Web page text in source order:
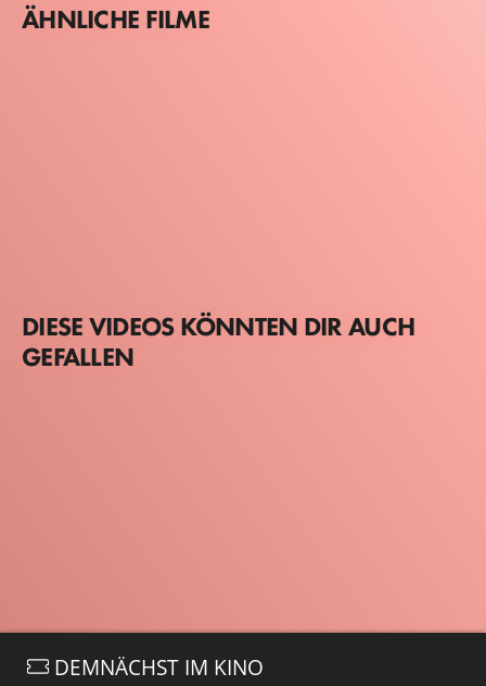
ÄHNLICHE FILME
DIESE VIDEOS KÖNNTEN DIR AUCH
GEFALLEN
DEMNÄCHST IM KINO